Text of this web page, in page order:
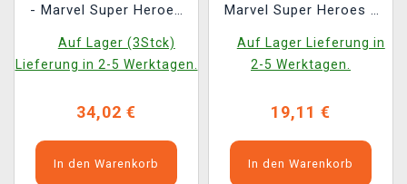
- Marvel Super Heroes
Auf Lager (3Stck)
Lieferung in 2-5 Werktagen.
34,02 €
In den Warenkorb
Marvel Super Heroes -
Auf Lager Lieferung in
2-5 Werktagen.
19,11 €
In den Warenkorb